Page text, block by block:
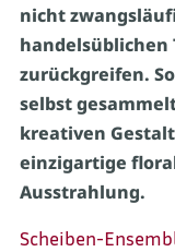
nicht
zurückgreifen.
selbst
kreativen
einzigartige
Ausstrahlung.
Scheiben-